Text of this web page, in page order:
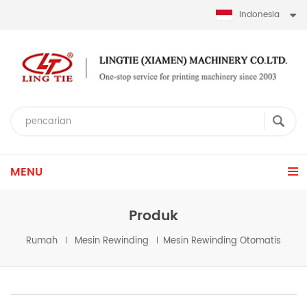
Indonesia
MENU
Produk
Rumah Mesin Rewinding Mesin Rewinding Otomatis